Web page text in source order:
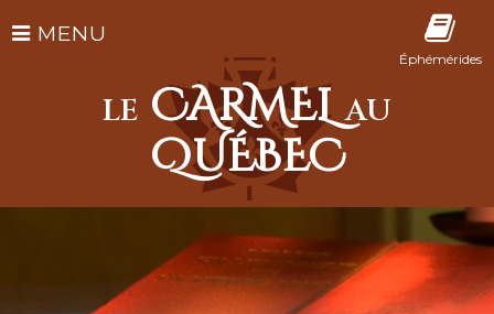
Éphémérides
MENU
LE CARMELAU
QUÉBEC